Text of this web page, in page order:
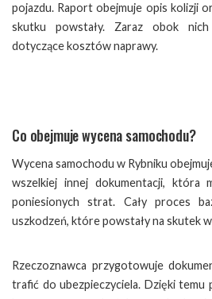
pojazdu. Raport obejmuje opis kolizji
skutku powstały. Zaraz obok
dotyczące kosztów naprawy.
Co obejmuje wycena samochodu?
Wycena samochodu w Rybniku
wszelkiej innej dokumentacji, która
poniesionych strat. Cały proces
uszkodzeń, które powstały na skutek
Rzeczoznawca przygotowuje
trafić do ubezpieczyciela. Dzięki temu